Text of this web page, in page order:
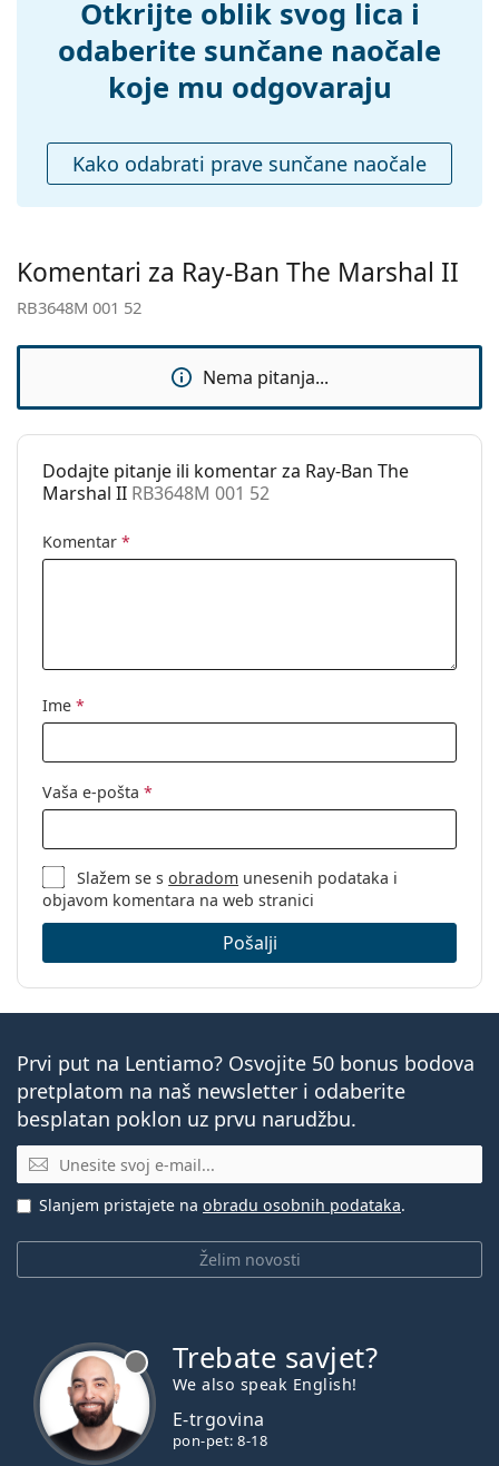
Kutijica:
Da
Da
Ostalo
Spol:
Unisex
Kategorija:
Sunčane naočale
Upotreba:
Moda
Ne
Otkrijte oblik svog lica i
odaberite sunčane naočale
koje mu odgovaraju
Kako odabrati prave sunčane naočale
Komentari za Ray-Ban The Marshal II
RB3648M 001 52
Nema pitanja...
Dodajte pitanje ili komentar za Ray-Ban The
Marshal II RB3648M 001 52
Komentar *
Ime *
Vaša e-pošta *
Slažem se sobradom unesenih podataka i
objavom komentara na web stranici
Pošalji
Prvi put na Lentiamo? Osvojite 50 bonus bodova
pretplatom na naš newsletter i odaberite
besplatan poklon uz prvu narudžbu.
E-mail
Želim novosti
Slanjem pristajete na obradu osobnih podataka.
Trebate savjet?
We also speak English!
E-trgovina
pon-pet: 8-18